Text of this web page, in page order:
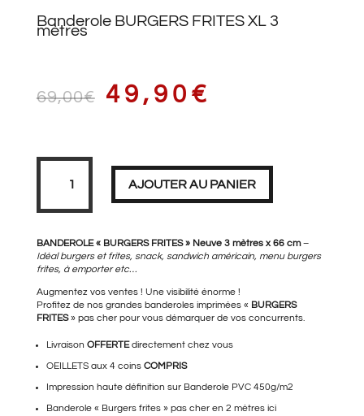
Banderole BURGERS FRITES XL 3
mètres
69,00€ LE
PRIX
INITIAL
ÉTAIT :
69,00€.
49,90 €
PRIX
ACTUEL
EST :
quantité
Banderole
BURGERS
XL
AJOUTER AU PANIER
BANDEROLE « BURGERS FRITES » Neuve 3 mètres x 66 cm–
Idéal burgers et frites, snack, sandwich américain, menu burgers
frites, à emporter etc…
Augmentez vos ventes ! Une visibilité énorme !
Profitez de nos grandes banderoles imprimées « BURGERS
FRITES» pas cher pour vous démarquer de vos concurrents.
Livraison OFFERTEdirectement chez vous
OEILLETS aux 4 coins COMPRIS
Impression haute définition sur Banderole PVC 450g/m2
Banderole « Burgers frites » pas cheren 2 mètres ici